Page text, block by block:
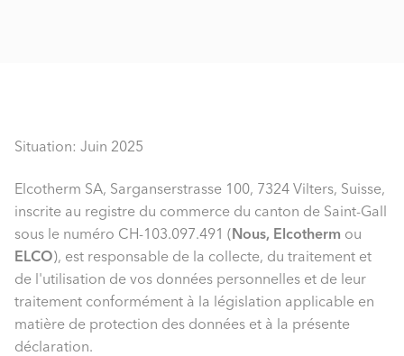
Situation: Juin 2025
Elcotherm SA, Sarganserstrasse 100, 7324 Vilters, Suisse,
inscrite au registre du commerce du canton de Saint-Gall
sous le numéro CH-103.097.491 (Nous, Elcotherm ou
ELCO), est responsable de la collecte, du traitement et
de l'utilisation de vos données personnelles et de leur
traitement conformément à la législation applicable en
matière de protection des données et à la présente
déclaration.